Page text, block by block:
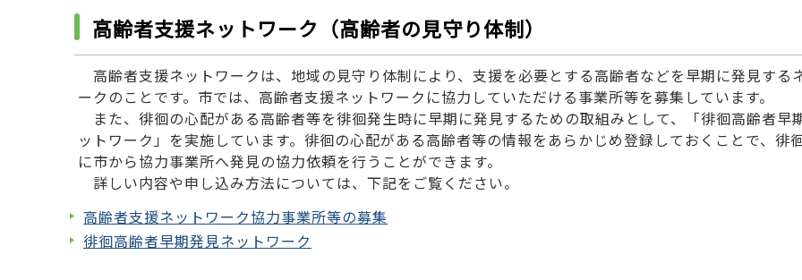
高齢者支援ネットワーク（高齢者の見守り体制）
高齢者支援ネットワークは、地域の見守り体制により、支援を必要とする高齢者などを早期に発見する
ークのことです。市では、高齢者支援ネットワークに協力していただける事業所等を募集しています。
また、徘徊の心配がある高齢者等を徘徊発生時に早期に発見するための取組みとして、「徘徊高齢者早
ットワーク」を実施しています。徘徊の心配がある高齢者等の情報をあらかじめ登録しておくことで、徘
に市から協力事業所へ発見の協力依頼を行うことができます。
詳しい内容や申し込み方法については、下記をご覧ください。
高齢者支援ネットワーク協力事業所等の募集
徘徊高齢者早期発見ネットワーク